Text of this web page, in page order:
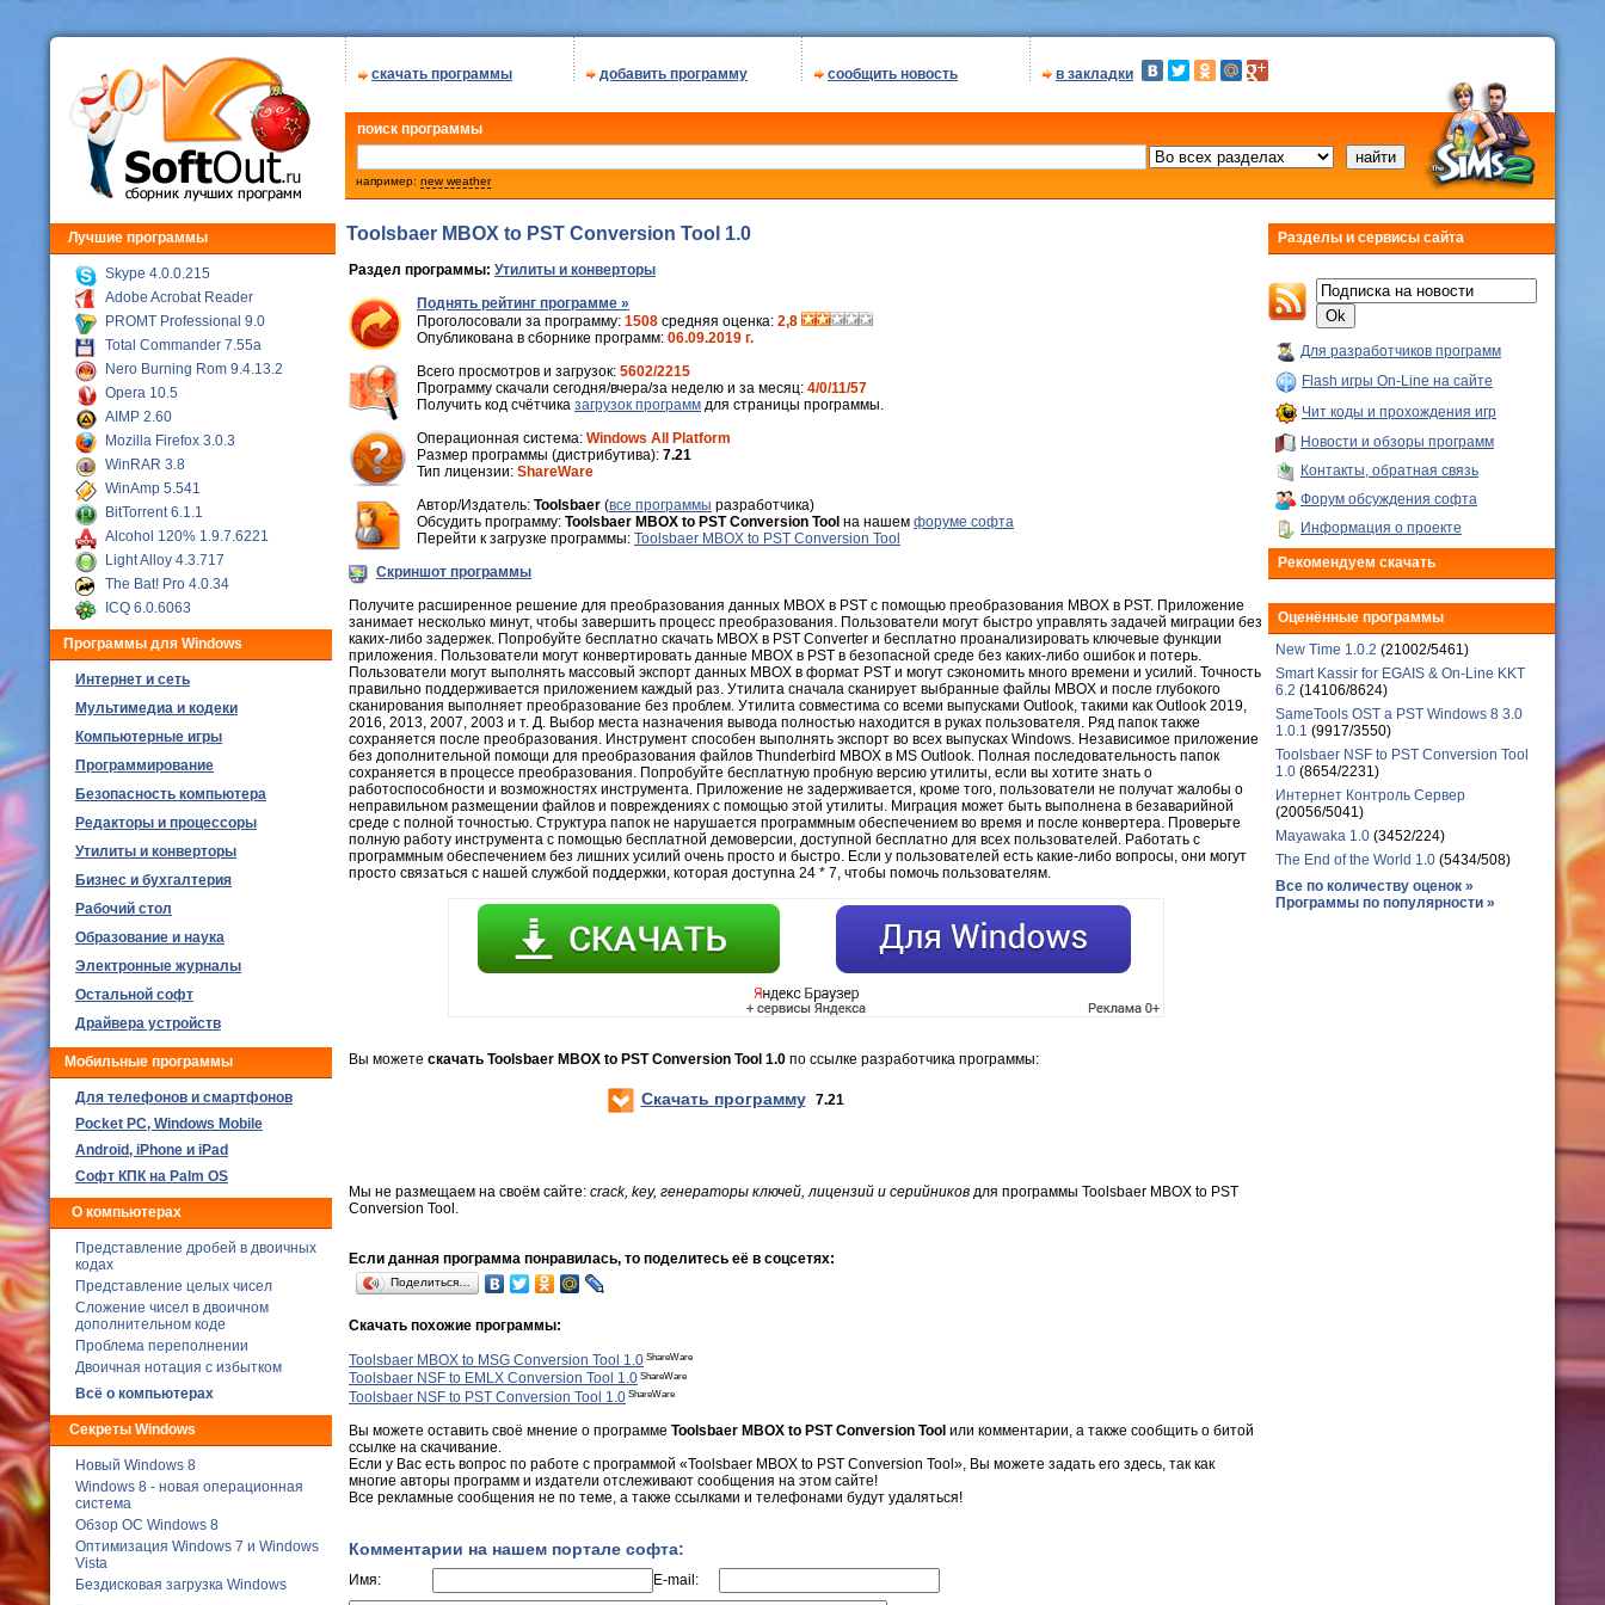
скачать программы добавить программу сообщить новость в закладки
поиск программы
например: new weather
Лучшие программы
Skype 4.0.0.215
Adobe Acrobat Reader
PROMT Professional 9.0
Total Commander 7.55a
Nero Burning Rom 9.4.13.2
Opera 10.5
AIMP 2.60
Mozilla Firefox 3.0.3
WinRAR 3.8
WinAmp 5.541
BitTorrent 6.1.1
Alcohol 120% 1.9.7.6221
Light Alloy 4.3.717
The Bat! Pro 4.0.34
ICQ 6.0.6063
Программы для Windows
Интернет и сеть
Мультимедиа и кодеки
Компьютерные игры
Программирование
Безопасность компьютера
Редакторы и процессоры
Утилиты и конверторы
Бизнес и бухгалтерия
Рабочий стол
Образование и наука
Электронные журналы
Остальной софт
Драйвера устройств
Мобильные программы
Для телефонов и смартфонов
Poсket PC, Windows Mobile
Android, iPhone и iPad
Софт КПК на Palm OS
О компьютерах
Представление дробей в двоичных
кодах
Представление целых чисел
Сложение чисел в двоичном
дополнительном коде
Проблема переполнении
Двоичная нотация с избытком
Всё о компьютерах
Секреты Windows
Новый Windows 8
Windows 8 - новая операционная
система
Обзор ОС Windows 8
Оптимизация Windows 7 и Windows
Vista
Бездисковая загрузка Windows
Toolsbaer MBOX to PST Conversion Tool 1.0
Раздел программы: Утилиты и конверторы
Поднять рейтинг программе »
Проголосовали за программу: 1508 средняя оценка: 2,8
Опубликована в сборнике программ: 06.09.2019 г.
Всего просмотров и загрузок: 5602/2215
Программу скачали сегодня/вчера/за неделю и за месяц: 4/0/11/57
Получить код счётчика загрузок программ для страницы программы.
Операционная система: Windows All Platform
Размер программы (дистрибутива): 7.21
Тип лицензии: ShareWare
Автор/Издатель: Toolsbaer (все программы разработчика)
Обсудить программу: Toolsbaer MBOX to PST Conversion Tool на нашем форуме софта
Перейти к загрузке программы: Toolsbaer MBOX to PST Conversion Tool
Скриншот программы
Получите расширенное решение для преобразования данных MBOX в PST с помощью преобразования MBOX в PST. Приложение
занимает несколько минут, чтобы завершить процесс преобразования. Пользователи могут быстро управлять задачей миграции без
каких-либо задержек. Попробуйте бесплатно скачать MBOX в PST Converter и бесплатно проанализировать ключевые функции
приложения. Пользователи могут конвертировать данные MBOX в PST в безопасной среде без каких-либо ошибок и потерь.
Пользователи могут выполнять массовый экспорт данных MBOX в формат PST и могут сэкономить много времени и усилий. Точность
правильно поддерживается приложением каждый раз. Утилита сначала сканирует выбранные файлы MBOX и после глубокого
сканирования выполняет преобразование без проблем. Утилита совместима со всеми выпусками Outlook, такими как Outlook 2019,
2016, 2013, 2007, 2003 и т. Д. Выбор места назначения вывода полностью находится в руках пользователя. Ряд папок также
сохраняется после преобразования. Инструмент способен выполнять экспорт во всех выпусках Windows. Независимое приложение
без дополнительной помощи для преобразования файлов Thunderbird MBOX в MS Outlook. Полная последовательность папок
сохраняется в процессе преобразования. Попробуйте бесплатную пробную версию утилиты, если вы хотите знать о
работоспособности и возможностях инструмента. Приложение не задерживается, кроме того, пользователи не получат жалобы о
неправильном размещении файлов и повреждениях с помощью этой утилиты. Миграция может быть выполнена в безаварийной
среде с полной точностью. Структура папок не нарушается программным обеспечением во время и после конвертера. Проверьте
полную работу инструмента с помощью бесплатной демоверсии, доступной бесплатно для всех пользователей. Работать с
программным обеспечением без лишних усилий очень просто и быстро. Если у пользователей есть какие-либо вопросы, они могут
просто связаться с нашей службой поддержки, которая доступна 24 * 7, чтобы помочь пользователям.
Вы можете скачать Toolsbaer MBOX to PST Conversion Tool 1.0 по ссылке разработчика программы:
Скачать программу 7.21
Мы не размещаем на своём сайте: crack, key, генераторы ключей, лицензий и серийников для программы Toolsbaer MBOX to PST
Conversion Tool.
Если данная программа понравилась, то поделитесь её в соцсетях:
Поделиться…
Скачать похожие программы:
Toolsbaer MBOX to MSG Conversion Tool 1.0 ShareWare
Toolsbaer NSF to EMLX Conversion Tool 1.0 ShareWare
Toolsbaer NSF to PST Conversion Tool 1.0 ShareWare
Вы можете оставить своё мнение о программе Toolsbaer MBOX to PST Conversion Tool или комментарии, а также сообщить о битой
ссылке на скачивание.
Если у Вас есть вопрос по работе с программой «Toolsbaer MBOX to PST Conversion Tool», Вы можете задать его здесь, так как
многие авторы программ и издатели отслеживают сообщения на этом сайте!
Все рекламные сообщения не по теме, а также ссылками и телефонами будут удаляться!
Комментарии на нашем портале софта:
Имя: E-mail:
Разделы и сервисы сайта
Для разработчиков программ
Flash игры On-Line на сайте
Чит коды и прохождения игр
Новости и обзоры программ
Контакты, обратная связь
Форум обсуждения софта
Информация о проекте
Рекомендуем скачать
Оценённые программы
New Time 1.0.2 (21002/5461)
Smart Kassir for EGAIS & On-Line KKT
6.2 (14106/8624)
SameTools OST a PST Windows 8 3.0
1.0.1 (9917/3550)
Toolsbaer NSF to PST Conversion Tool
1.0 (8654/2231)
Интернет Контроль Сервер
(20056/5041)
Mayawaka 1.0 (3452/224)
The End of the World 1.0 (5434/508)
Все по количеству оценок »
Программы по популярности »